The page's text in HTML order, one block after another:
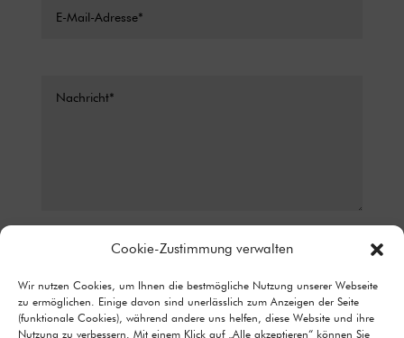
Cookie-Zustimmung verwalten
Wir nutzen Cookies, um Ihnen die bestmögliche Nutzung unserer Webseite
zu ermöglichen. Einige davon sind unerlässlich zum Anzeigen der Seite
(funktionale Cookies), während andere uns helfen, diese Website und ihre
Nutzung zu verbessern. Mit einem Klick auf „Alle akzeptieren“ können Sie
KONTAKTFORMULAR ZUR BEANTWORTUNG MEINER ANFRAGE
ERHOBEN UND VERARBEITET WERDEN. DETAILLIERTE
INFORMATIONEN ZUM UMGANG MIT NUTZERDATEN FINDEN SIE IN